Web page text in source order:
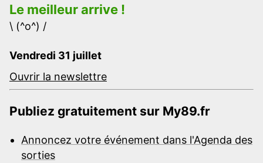
Le meilleur arrive !
\ (^o^) /
Vendredi 31 juillet
Ouvrir la newslettre
Publiez gratuitement sur My89.fr
Annoncez votre événement dans l'Agenda des
sorties